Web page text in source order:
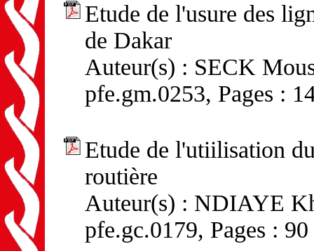
Etude de l'usure des
de Dakar
Auteur(s) : SECK
pfe.gm.0253, Pages :
Etude de l'utiilisation
routière
Auteur(s) : NDIAYE
pfe.gc.0179, Pages : 90